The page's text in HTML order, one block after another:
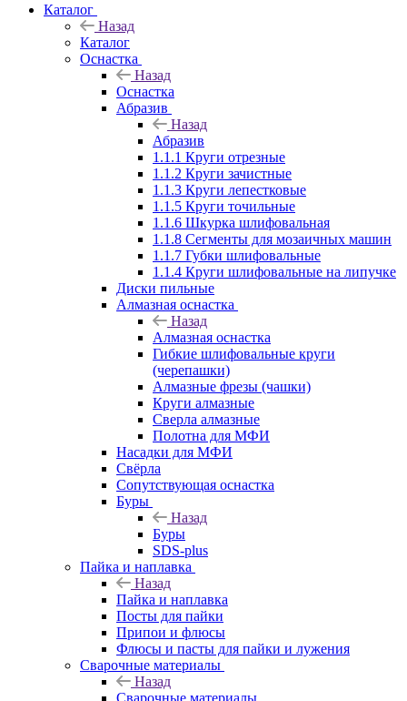
Каталог
Назад
Каталог
Оснастка
Назад
Оснастка
Абразив
Назад
Абразив
1.1.1 Круги отрезные
1.1.2 Круги зачистные
1.1.3 Круги лепестковые
1.1.5 Круги точильные
1.1.6 Шкурка шлифовальная
1.1.8 Сегменты для мозаичных машин
1.1.7 Губки шлифовальные
1.1.4 Круги шлифовальные на липучке
Диски пильные
Алмазная оснастка
Назад
Алмазная оснастка
Гибкие шлифовальные круги
(черепашки)
Алмазные фрезы (чашки)
Круги алмазные
Сверла алмазные
Полотна для МФИ
Насадки для МФИ
Свёрла
Сопутствующая оснастка
Буры
Назад
Буры
SDS-plus
Пайка и наплавка
Назад
Пайка и наплавка
Посты для пайки
Припои и флюсы
Флюсы и пасты для пайки и лужения
Сварочные материалы
Назад
Сварочные материалы